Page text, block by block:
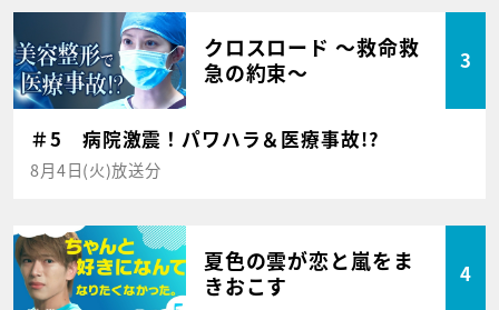
クロスロード ～救命救
急の約束～
3
＃5 病院激震！パワハラ＆医療事故!?
8月4日(火)放送分
夏色の雲が恋と嵐をま
きおこす
4